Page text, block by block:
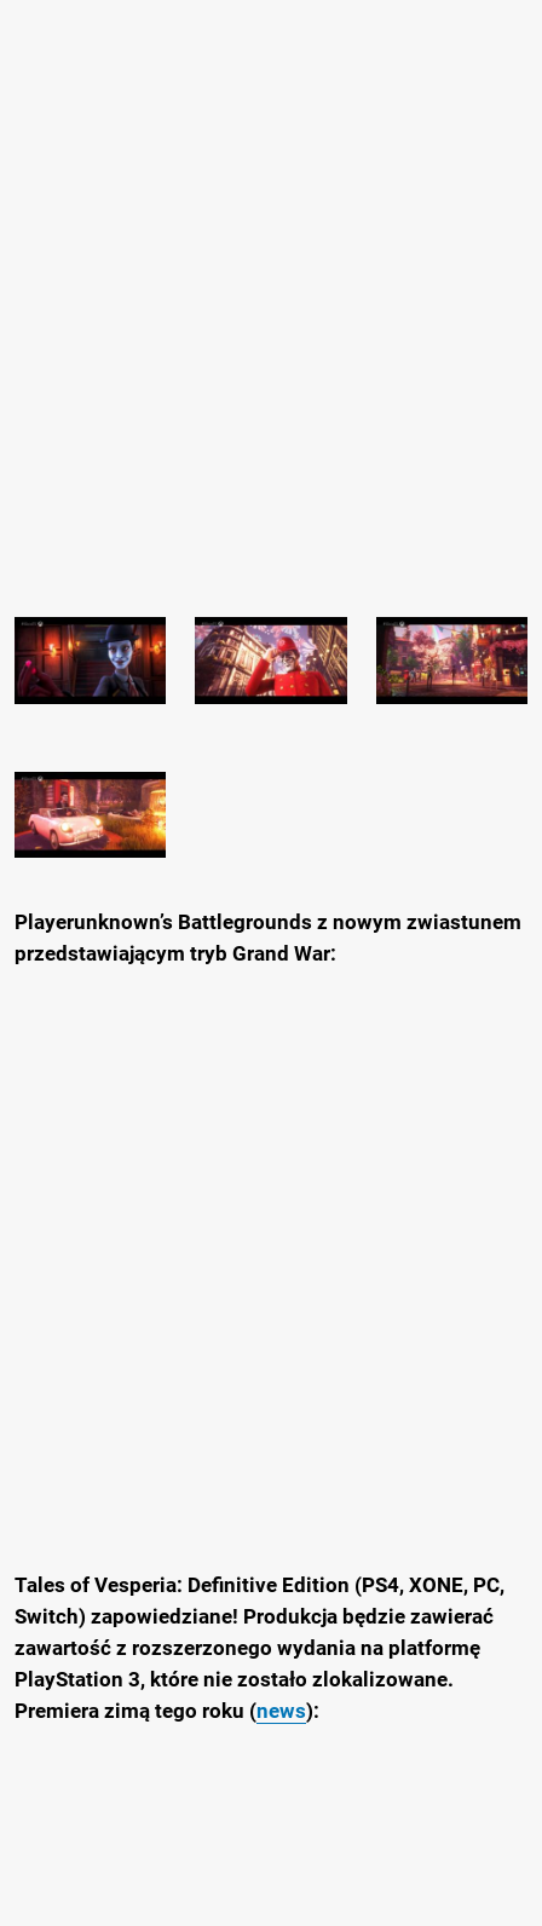
Playerunknown’s Battlegrounds z nowym zwiastunem
przedstawiającym tryb Grand War:
Tales of Vesperia: Definitive Edition (PS4, XONE, PC,
Switch) zapowiedziane! Produkcja będzie zawierać
zawartość z rozszerzonego wydania na platformę
PlayStation 3, które nie zostało zlokalizowane.
Premiera zimą tego roku (news):